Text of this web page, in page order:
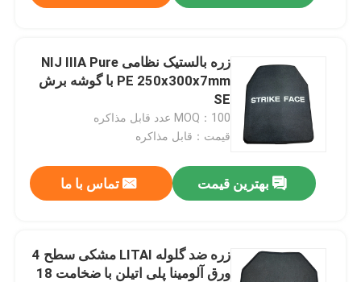
زره بالستیک نظامی NIJ IIIA Pure
PE 250x300x7mm با گوشه برش
SE
MOQ：100 عدد قابل مذاکره
قیمت：قابل مذاکره
بهترین قیمت تماس با ما
زره ضد گلوله LITAI مشکی سطح 4
ورق آلومینا پلی اتیلن با ضخامت 18